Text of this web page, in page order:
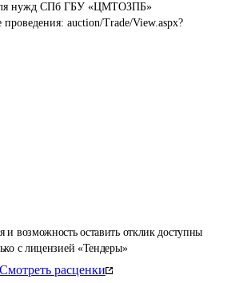
возможность оставить отклик доступны
с лицензией «Тендеры»
Смотреть расценки
нужд СПб ГБУ «ЦМТОЗПБ»
проведения: auction/Trade/View.aspx?